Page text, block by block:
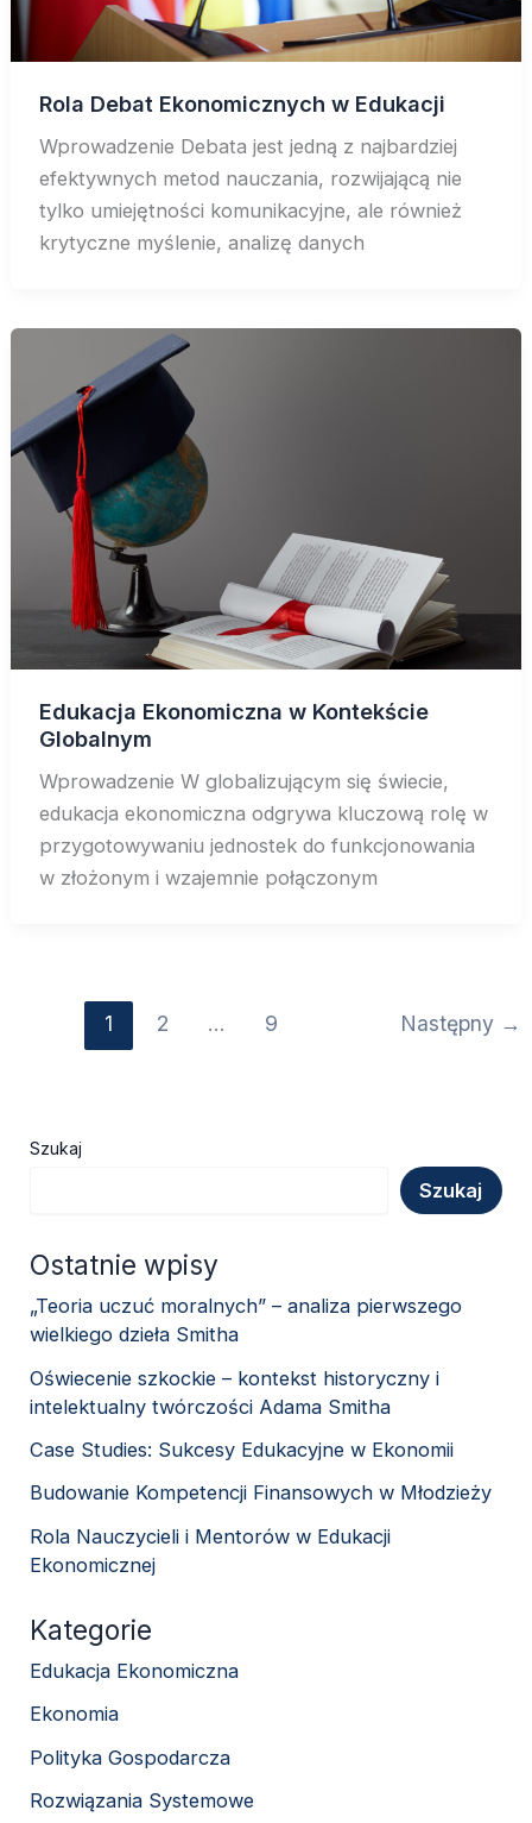
Rola Debat Ekonomicznych w Edukacji
Wprowadzenie Debata jest jedną z najbardziej
efektywnych metod nauczania, rozwijającą nie
tylko umiejętności komunikacyjne, ale również
krytyczne myślenie, analizę danych
Edukacja Ekonomiczna w Kontekście
Globalnym
Wprowadzenie W globalizującym się świecie,
edukacja ekonomiczna odgrywa kluczową rolę w
przygotowywaniu jednostek do funkcjonowania
w złożonym i wzajemnie połączonym
1 2 … 9 Następny →
Szukaj
Szukaj
Ostatnie wpisy
„Teoria uczuć moralnych” – analiza pierwszego
wielkiego dzieła Smitha
Oświecenie szkockie – kontekst historyczny i
intelektualny twórczości Adama Smitha
Case Studies: Sukcesy Edukacyjne w Ekonomii
Budowanie Kompetencji Finansowych w Młodzieży
Rola Nauczycieli i Mentorów w Edukacji
Ekonomicznej
Kategorie
Edukacja Ekonomiczna
Ekonomia
Polityka Gospodarcza
Rozwiązania Systemowe